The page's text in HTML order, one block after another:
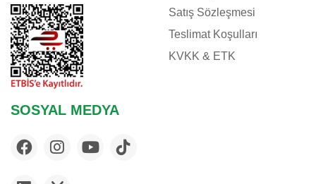
Satış Sözleşmesi
Teslimat Koşulları
KVKK & ETK
SOSYAL MEDYA